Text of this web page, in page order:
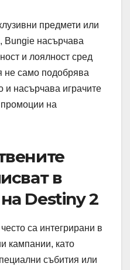
предмети или
Bungie насърчава
и лоялност сред
не само подобрява
и насърчава играчите
промоции на
в
Destiny 2
са интегрирани в
кампании, като
събития или